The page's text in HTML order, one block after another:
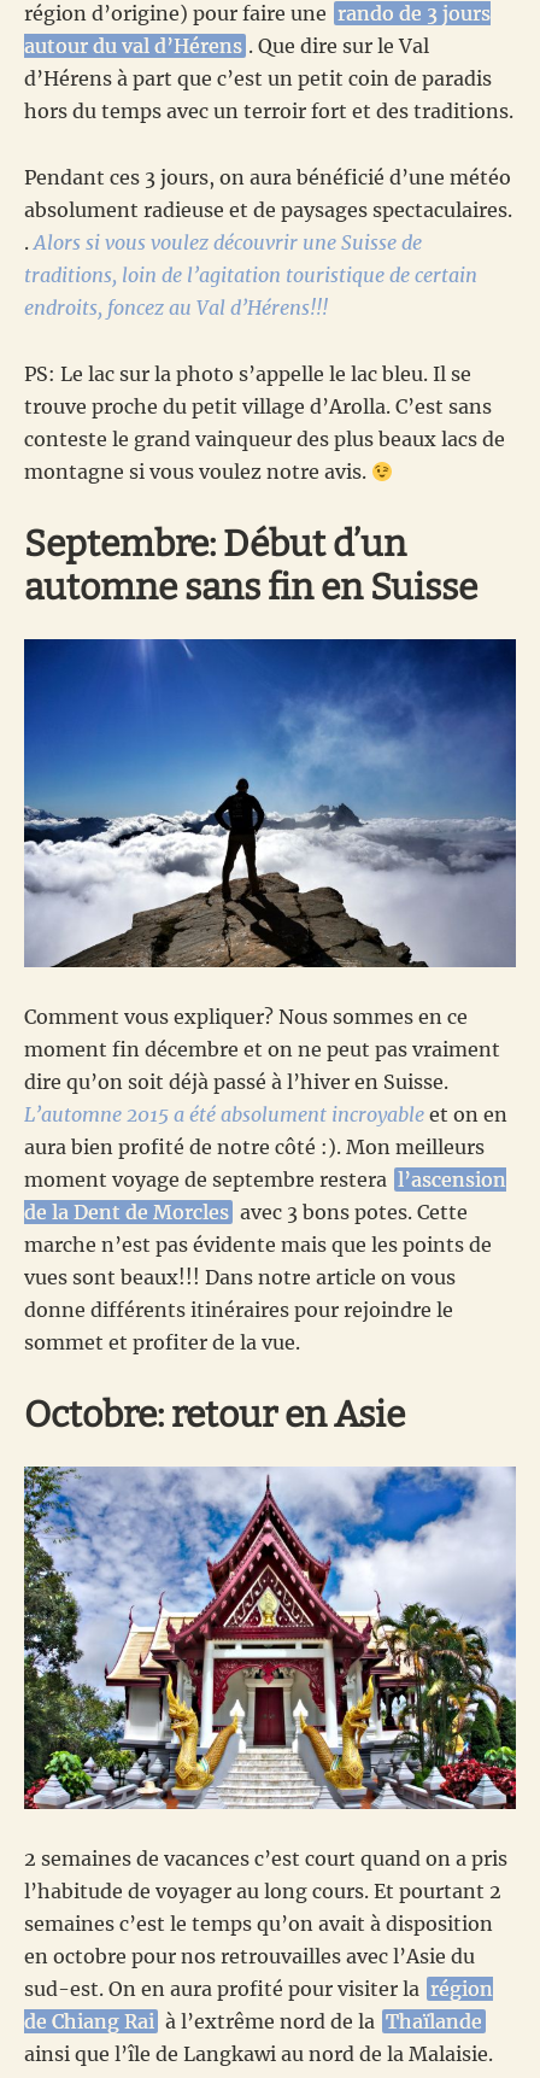
région d’origine) pour faire une rando de 3 jours
autour du val d’Hérens . Que dire sur le Val
d’Hérens à part que c’est un petit coin de paradis
hors du temps avec un terroir fort et des traditions.
Pendant ces 3 jours, on aura bénéficié d’une météo
absolument radieuse et de paysages spectaculaires.
.Alors si vous voulez découvrir une Suisse de
traditions, loin de l’agitation touristique de certain
endroits, foncez au Val d’Hérens!!!
PS: Le lac sur la photo s’appelle le lac bleu. Il se
trouve proche du petit village d’Arolla. C’est sans
conteste le grand vainqueur des plus beaux lacs de
montagne si vous voulez notre avis.
Septembre: Début d’un
automne sans fin en Suisse
Comment vous expliquer? Nous sommes en ce
moment fin décembre et on ne peut pas vraiment
dire qu’on soit déjà passé à l’hiver en Suisse.
L’automne 2015 a été absolument incroyable et on en
aura bien profité de notre côté :). Mon meilleurs
moment voyage de septembre restera l’ascension
de la Dent de Morcles avec 3 bons potes. Cette
marche n’est pas évidente mais que les points de
vues sont beaux!!! Dans notre article on vous
donne différents itinéraires pour rejoindre le
sommet et profiter de la vue.
Octobre: retour en Asie
2 semaines de vacances c’est court quand on a pris
l’habitude de voyager au long cours. Et pourtant 2
semaines c’est le temps qu’on avait à disposition
en octobre pour nos retrouvailles avec l’Asie du
sud-est. On en aura profité pour visiter la région
de Chiang Rai à l’extrême nord de la Thaïlande
ainsi que l’île de Langkawi au nord de la Malaisie.